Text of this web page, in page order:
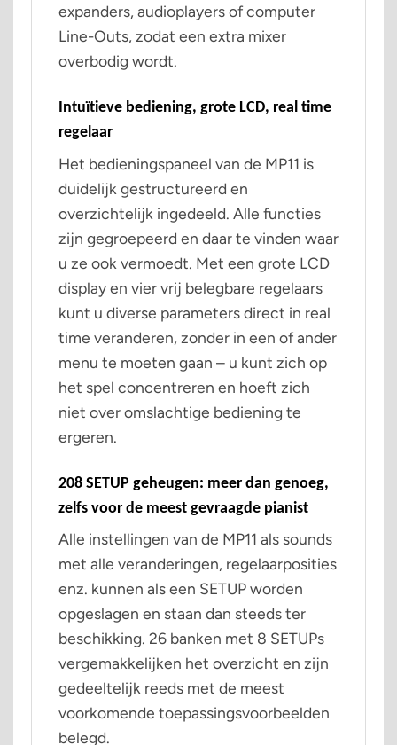
expanders, audioplayers of computer
Line-Outs, zodat een extra mixer
overbodig wordt.
Intuïtieve bediening, grote LCD, real time
regelaar
Het bedieningspaneel van de MP11 is
duidelijk gestructureerd en
overzichtelijk ingedeeld. Alle functies
zijn gegroepeerd en daar te vinden waar
u ze ook vermoedt. Met een grote LCD
display en vier vrij belegbare regelaars
kunt u diverse parameters direct in real
time veranderen, zonder in een of ander
menu te moeten gaan – u kunt zich op
het spel concentreren en hoeft zich
niet over omslachtige bediening te
ergeren.
208 SETUP geheugen: meer dan genoeg,
zelfs voor de meest gevraagde pianist
Alle instellingen van de MP11 als sounds
met alle veranderingen, regelaarposities
enz. kunnen als een SETUP worden
opgeslagen en staan dan steeds ter
beschikking. 26 banken met 8 SETUPs
vergemakkelijken het overzicht en zijn
gedeeltelijk reeds met de meest
voorkomende toepassingsvoorbeelden
belegd.